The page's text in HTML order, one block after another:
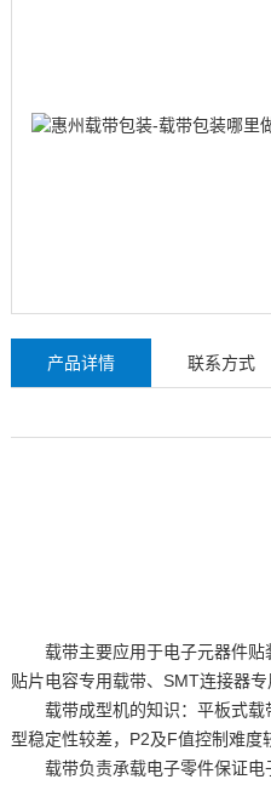
产品详情 联系方式
载带主要应用于电子元器件贴
贴片电容专用载带、SMT连接器专
载带成型机的知识：平板式载
型稳定性较差，P2及F值控制难度
载带负责承载电子零件保证